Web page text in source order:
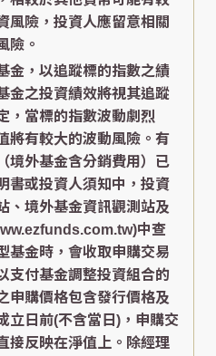
風險，投資人應留意相關
險。
金，以追蹤標的指數之績
金之投資績效將視其追蹤
，當標的指數波動劇烈
將有較大的波動風險。有
境外基金含分銷費用）已
書或投資人須知中，投資
、境外基金資訊觀測站及
中查
基金時，會收取申購交易
支付基金調整投資組合的
申購價格包含發行價格及
立日前(不含當日)，申購交
接反映在淨值上。除經理